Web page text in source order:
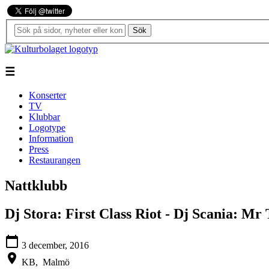
Sök
☰
Konserter
TV
Klubbar
Logotype
Information
Press
Restaurangen
Nattklubb
Dj Stora: First Class Riot - Dj Scania: Mr
calendar_today 3 december, 2016
location_on KB, Malmö